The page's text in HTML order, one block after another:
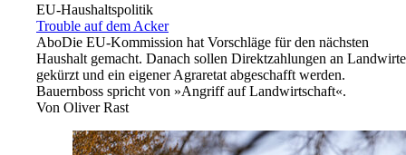
EU-Haushaltspolitik
Trouble auf dem Acker
AboDie EU-Kommission hat Vorschläge für den nächsten
Haushalt gemacht. Danach sollen Direktzahlungen an Landwirte
gekürzt und ein eigener Agraretat abgeschafft werden.
Bauernboss spricht von »Angriff auf Landwirtschaft«.
Von Oliver Rast